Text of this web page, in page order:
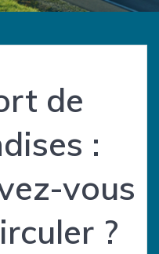
de
:
vous
?